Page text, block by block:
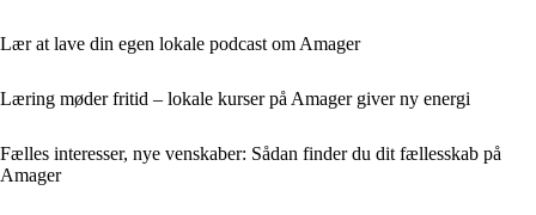
Lær at lave din egen lokale podcast om Amager
Læring møder fritid – lokale kurser på Amager giver ny energi
Fælles interesser, nye venskaber: Sådan finder du dit fællesskab på
Amager